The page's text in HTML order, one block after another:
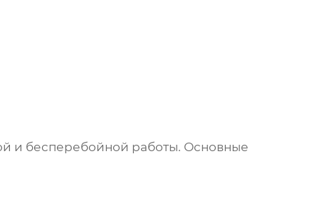
и бесперебойной работы. Основные